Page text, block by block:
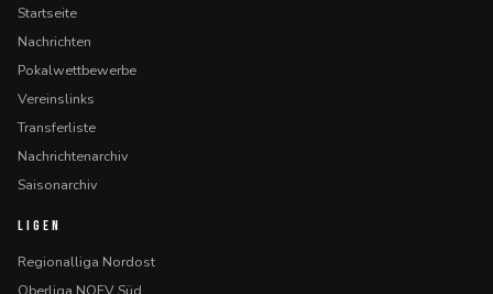
Startseite
Nachrichten
Pokalwettbewerbe
Vereinslinks
Transferliste
Nachrichtenarchiv
Saisonarchiv
LIGEN
Regionalliga Nordost
Oberliga NOFV Süd